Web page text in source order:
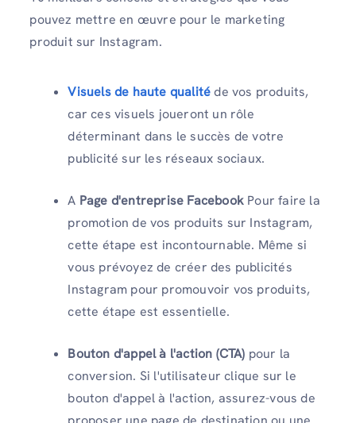
pouvez mettre en œuvre pour le marketing
produit sur Instagram.
Visuels de haute qualité de vos produits,
car ces visuels joueront un rôle
déterminant dans le succès de votre
publicité sur les réseaux sociaux.
A Page d'entreprise Facebook Pour faire la
promotion de vos produits sur Instagram,
cette étape est incontournable. Même si
vous prévoyez de créer des publicités
Instagram pour promouvoir vos produits,
cette étape est essentielle.
Bouton d'appel à l'action (CTA) pour la
conversion. Si l'utilisateur clique sur le
bouton d'appel à l'action, assurez-vous de